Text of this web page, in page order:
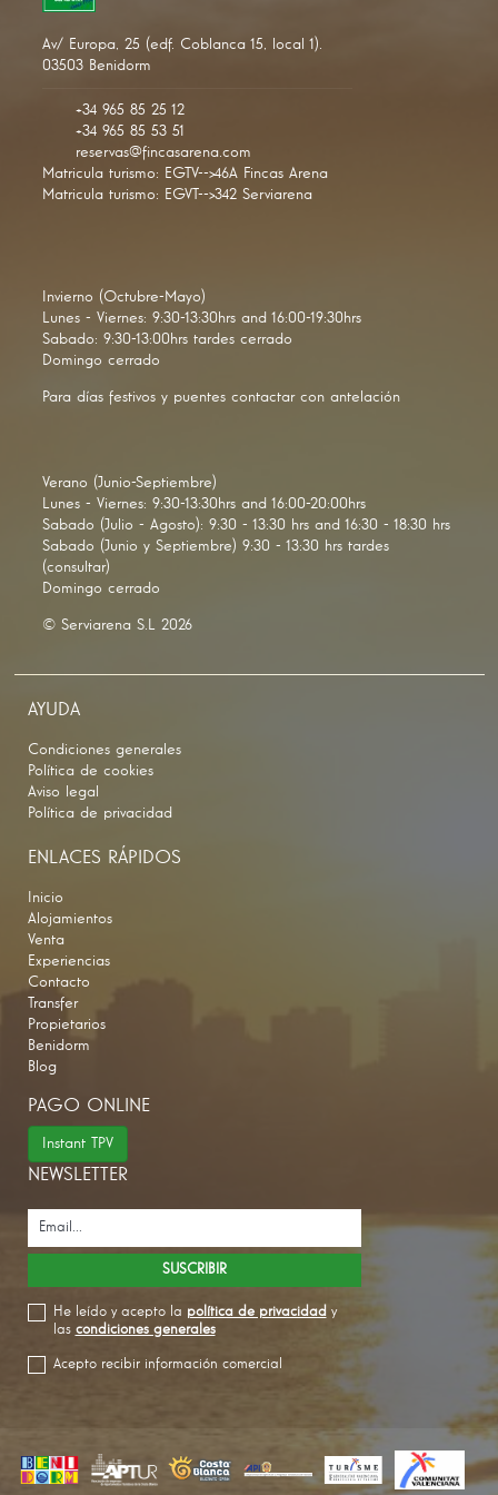
Av/ Europa, 25 (edf. Coblanca 15, local 1).
03503 Benidorm
+34 965 85 25 12
+34 965 85 53 51
reservas@fincasarena.com
Matricula turismo: EGTV-->46A Fincas Arena
Matricula turismo: EGVT-->342 Serviarena
Invierno (Octubre-Mayo)
Lunes - Viernes: 9:30-13:30hrs and 16:00-19:30hrs
Sabado: 9:30-13:00hrs tardes cerrado
Domingo cerrado
Para días festivos y puentes contactar con antelación
Verano (Junio-Septiembre)
Lunes - Viernes: 9:30-13:30hrs and 16:00-20:00hrs
Sabado (Julio - Agosto): 9:30 - 13:30 hrs and 16:30 - 18:30 hrs
Sabado (Junio y Septiembre) 9:30 - 13:30 hrs tardes
(consultar)
Domingo cerrado
© Serviarena S.L 2026
AYUDA
Condiciones generales
Política de cookies
Aviso legal
Política de privacidad
ENLACES RÁPIDOS
Inicio
Alojamientos
Venta
Experiencias
Contacto
Transfer
Propietarios
Benidorm
Blog
PAGO ONLINE
Instant TPV
NEWSLETTER
He leído y acepto la política de privacidad y
las condiciones generales
Acepto recibir información comercial